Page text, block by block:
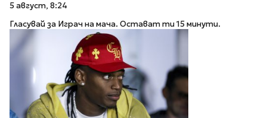
5 август, 8:24
Гласувай за Играч на мача. Остават ти 15 минути.